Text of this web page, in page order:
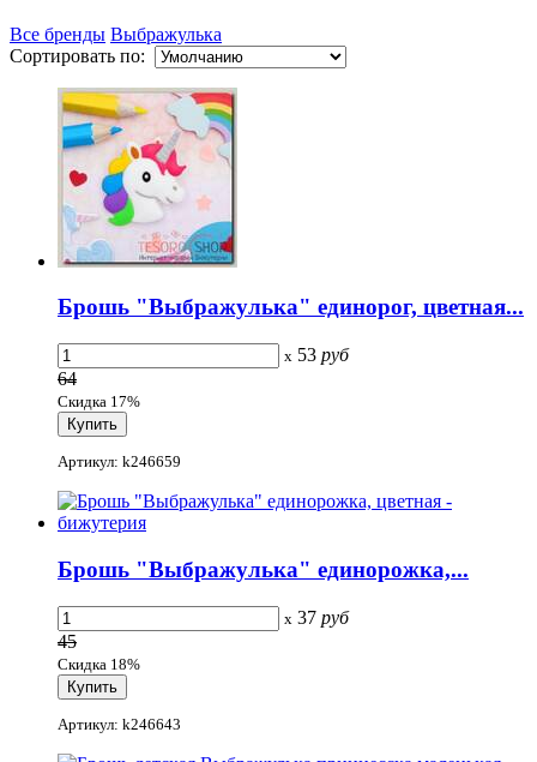
Все бренды Выбражулька
Сортировать по:
Брошь "Выбражулька" единорог, цветная...
x 53 руб
64
Скидка 17%
Артикул: k246659
Брошь "Выбражулька" единорожка,...
x 37 руб
45
Скидка 18%
Артикул: k246643